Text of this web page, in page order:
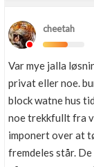
cheetah
Var mye jalla
privat eller noe.
block watne hus
noe trekkfullt fra
imponert over at
fremdeles står.